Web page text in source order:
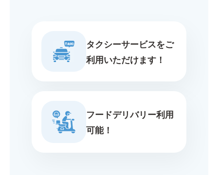
タクシーサービスをご
利用いただけます！
フードデリバリー利用
可能！